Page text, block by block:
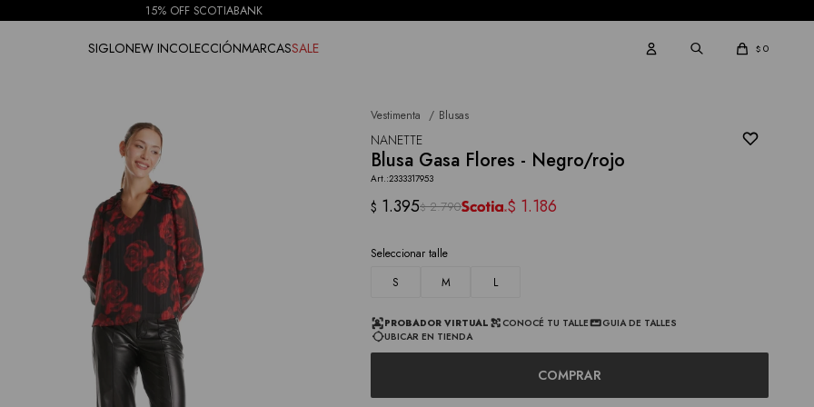
15% OFF SCOTIABANK
SIGLONEW INCOLECCIÓNMARCASSALE $ 0
Vestimenta Blusas
NANETTE
Blusa Gasa Flores - Negro/rojo
2333317953
$ 1.395$ 2.790 $ 1.186
Seleccionar talle
S
M L
PROBADOR VIRTUAL CONOCÉ TU TALLE
GUIA DE TALLES
UBICAR EN TIENDA
COMPRAR
NOTIFICARME